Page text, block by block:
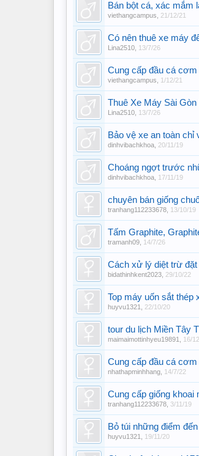
Bán bột cá, xác mắm
viethangcampus 21/12/21
Có nên thuê xe máy
Lina2510 13/7/26
Cung cấp đầu cá
viethangcampus 1/12/21
Thuê Xe Máy Sài
Lina2510 13/7/26
Bảo vệ xe an toàn chỉ
dinhvibachkhoa 20/11/19
Choáng ngợt trước
dinhvibachkhoa 17/11/19
chuyên bán giống
tranhang112233678 13/10/19
Tấm Graphite,
tramanh09 14/7/26
Cách xử lý diệt trừ đặt
bidathinhkent2023 29/10/22
Top máy uốn sắt thép
huyvu1321 22/10/20
tour du lịch Miền Tây
maimaimottinhyeu19891 16/
Cung cấp đầu cá
nhathapminhhang 14/7/22
Cung cấp giống khoai
tranhang112233678 3/11/19
Bỏ túi những điểm
huyvu1321 19/11/20